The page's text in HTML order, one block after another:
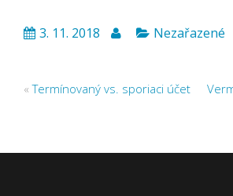
3. 11. 2018 Nezařazené
«Termínovaný vs. sporiaci účet